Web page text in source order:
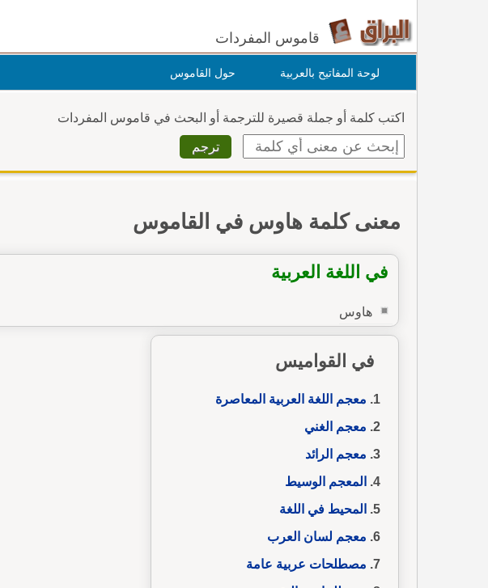
قاموس المفردات
لوحة المفاتيح بالعربية حول القاموس
اكتب كلمة أو جملة قصيرة للترجمة أو البحث في قاموس المفردات
معنى كلمة هاوس في القاموس
في اللغة العربية
هاوس
في القواميس
معجم اللغة العربية المعاصرة
معجم الغني
معجم الرائد
المعجم الوسيط
المحيط في اللغة
معجم لسان العرب
مصطلحات عربية عامة